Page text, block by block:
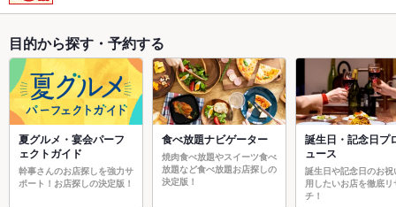
目的から探す・予約する
夏グルメ・宴会パーフ
ェクトガイド
幹事さんのお店探しを強力サ
ポート！お店探しの決定版！
食べ放題ナビゲーター
焼肉食べ放題やスイーツ食べ
放題など食べ放題お店探しの
決定版！
誕生日・記念日プ
ュース
誕生日や記念日のお祝
用したいお店を徹底リ
チ！